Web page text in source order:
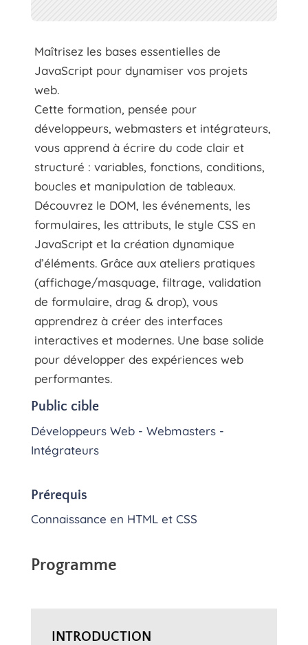
Maîtrisez les bases essentielles de
JavaScript pour dynamiser vos projets
web.
Cette formation, pensée pour
développeurs, webmasters et intégrateurs,
vous apprend à écrire du code clair et
structuré : variables, fonctions, conditions,
boucles et manipulation de tableaux.
Découvrez le DOM, les événements, les
formulaires, les attributs, le style CSS en
JavaScript et la création dynamique
d’éléments. Grâce aux ateliers pratiques
(affichage/masquage, filtrage, validation
de formulaire, drag & drop), vous
apprendrez à créer des interfaces
interactives et modernes. Une base solide
pour développer des expériences web
performantes.
Public cible
Développeurs Web - Webmasters -
Intégrateurs
Prérequis
Connaissance en HTML et CSS
Programme
INTRODUCTION